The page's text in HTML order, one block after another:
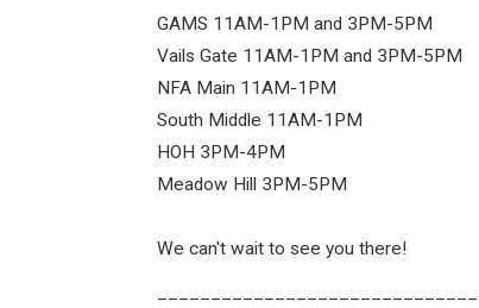
GAMS 11AM-1PM and 3PM-5PM
Vails Gate 11AM-1PM and 3PM-5PM
NFA Main 11AM-1PM
South Middle 11AM-1PM
HOH 3PM-4PM
Meadow Hill 3PM-5PM
We can't wait to see you there!